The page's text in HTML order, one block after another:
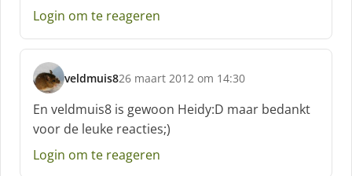
Login om te reageren
veldmuis8
s
c
h
r
e
26 maart 2012 om 14:30
En veldmuis8 is gewoon Heidy:D maar bedankt
voor de leuke reacties;)
Login om te reageren